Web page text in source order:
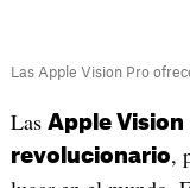
Las Apple Vision Pro
Las Apple
revolucionario,